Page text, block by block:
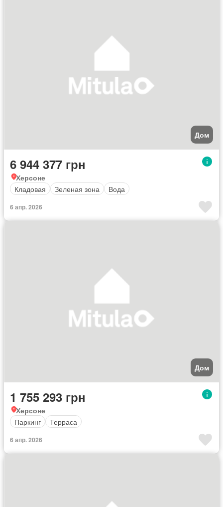
Дом
6 944 377 грн
Херсоне
Кладовая
Зеленая зона Вода
6 апр. 2026
Дом
1 755 293 грн
Херсоне
Паркинг
Терраса
6 апр. 2026